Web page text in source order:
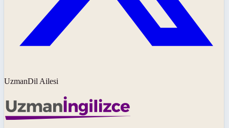
UzmanDil Ailesi